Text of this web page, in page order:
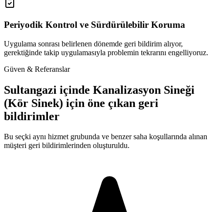
Periyodik Kontrol ve Sürdürülebilir Koruma
Uygulama sonrası belirlenen dönemde geri bildirim alıyor,
gerektiğinde takip uygulamasıyla problemin tekrarını engelliyoruz.
Güven & Referanslar
Sultangazi içinde Kanalizasyon Sineği
(Kör Sinek) için öne çıkan geri
bildirimler
Bu seçki aynı hizmet grubunda ve benzer saha koşullarında alınan
müşteri geri bildirimlerinden oluşturuldu.